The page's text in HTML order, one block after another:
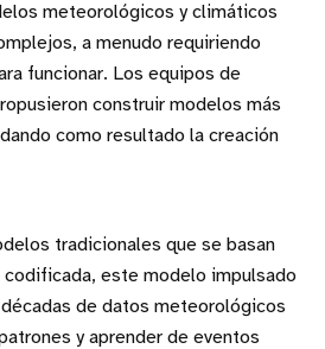
meteorológicos y climáticos
a menudo requiriendo
funcionar. Los equipos de
construir modelos más
como resultado la creación
tradicionales que se basan
este modelo impulsado
de datos meteorológicos
y aprender de eventos